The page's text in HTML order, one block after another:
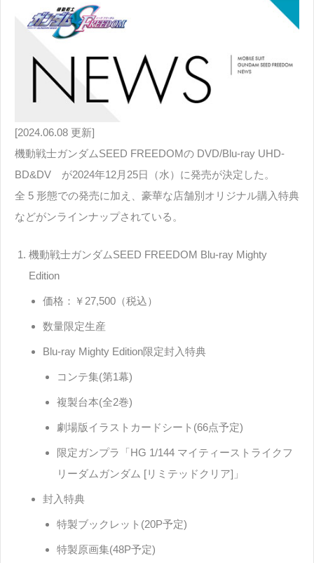
[2024.06.08 更新]
機動戦士ガンダムSEED FREEDOMの DVD/Blu-ray UHD-
BD&DV が2024年12月25日（水）に発売が決定した。
全 5 形態での発売に加え、豪華な店舗別オリジナル購入特典
などがンラインナップされている。
機動戦士ガンダムSEED FREEDOM Blu-ray Mighty
Edition
価格：￥27,500（税込）
数量限定生産
Blu-ray Mighty Edition限定封入特典
コンテ集(第1幕)
複製台本(全2巻)
劇場版イラストカードシート(66点予定)
限定ガンプラ「HG 1/144 マイティーストライクフ
リーダムガンダム [リミテッドクリア]」
封入特典
特製ブックレット(20P予定)
特製原画集(48P予定)